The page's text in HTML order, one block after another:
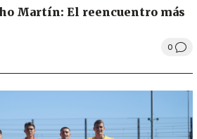
Martín: El reencuentro más
0